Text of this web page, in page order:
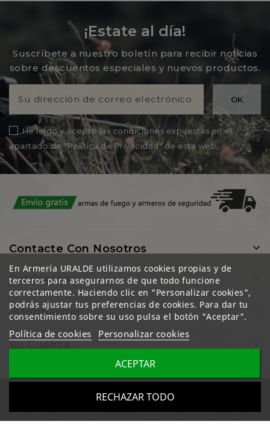
¡Estate al día!
Suscríbete a nuestro boletín para recibir noticias
sobre descuentos especiales y nuevos productos.
He leído y acepto las condiciones expuestas en el
apartado de "Política de Privacidad" de esta web.
Contacte Con Nosotros
Productos
Información
En Armería URALDE utilizamos cookies propias y de
terceros para asegurarnos de que todo funcione
correctamente. Haciendo clic en "Personalizar cookies",
podrás ajustar tus preferencias de cookies. Para dar tu
consentimiento sobre su uso pulsa el botón "Aceptar".
Política de cookies Personalizar cookies
RECHAZAR TODO
ACEPTAR
Todos los precios mostrados en esta web
incluyen el 21% de IVA. Precios válidos salvo error
u omisión y sujetos a cambios sin previo aviso.